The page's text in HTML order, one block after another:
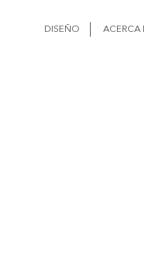
DISEÑO ACERCA